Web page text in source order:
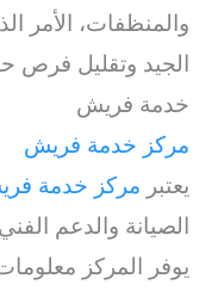
والمنظفات، الأمر
الجيد وتقليل فرص
خدمة فريش
مركز خدمة فريش
يعتبر مركز خدمة
الصيانة والدعم
يوفر المركز